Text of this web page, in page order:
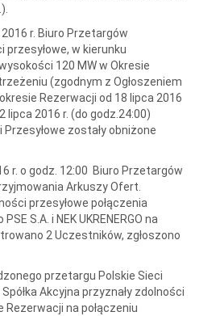
r. Biuro Przetargów
przesyłowe, w kierunku
wysokości 120 MW w Okresie
(zgodnym z Ogłoszeniem
Rezerwacji od 18 lipca 2016
lipca 2016 r. (do godz.24:00)
zostały obniżone
r. o godz. 12:00 Biuro Przetargów
Arkuszy Ofert.
przesyłowe połączenia
S.A. i NEK UKRENERGO na
2 Uczestników, zgłoszono
przetargu Polskie Sieci
Akcyjna przyznały zdolności
Rezerwacji na połączeniu